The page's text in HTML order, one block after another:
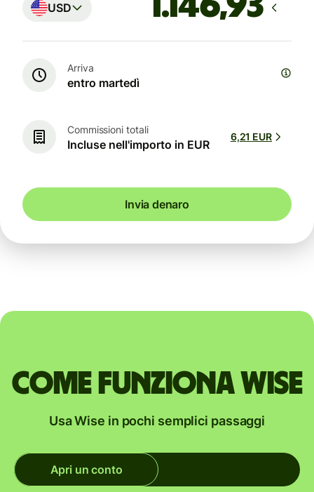
USD
Arriva
entro martedì
Commissioni totali
Incluse nell'importo in EUR
6,21 EUR
Invia denaro
Come funziona Wise
Usa Wise in pochi semplici passaggi
Apri un conto